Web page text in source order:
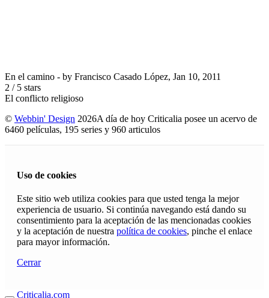
En el camino - by Francisco Casado López, Jan 10, 2011
2 / 5 stars
El conflicto religioso
© Webbin' Design 2026A día de hoy Criticalia posee un acervo de
6460 películas, 195 series y 960 articulos
Uso de cookies
Este sitio web utiliza cookies para que usted tenga la mejor
experiencia de usuario. Si continúa navegando está dando su
consentimiento para la aceptación de las mencionadas cookies
y la aceptación de nuestra política de cookies, pinche el enlace
para mayor información.
Cerrar
Criticalia.com